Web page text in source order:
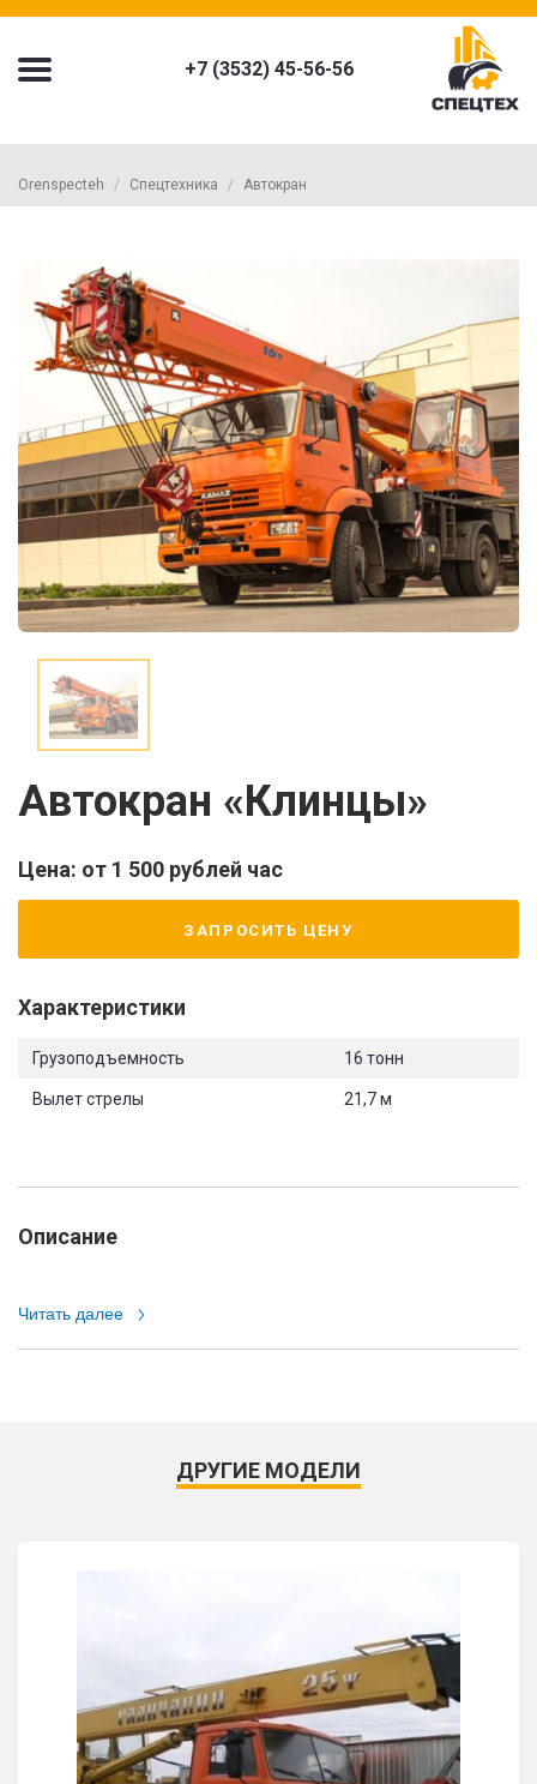
+7 (3532) 45-56-56
Orenspecteh Спецтехника Автокран
Автокран «Клинцы»
Цена: от 1 500 рублей час
ЗАПРОСИТЬ ЦЕНУ
Характеристики
Грузоподъемность 16 тонн
Вылет стрелы 21,7 м
Описание
Читать далее
ДРУГИЕ МОДЕЛИ